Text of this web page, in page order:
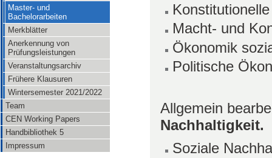
Master- und
Bachelorarbeiten
Merkblätter
Anerkennung von
Prüfungsleistungen
Veranstaltungsarchiv
Frühere Klausuren
Wintersemester 2021/2022
Team
CEN Working Papers
Handbibliothek 5
Impressum
Macht- und
Ökonomik
Politische
Allgemein
Nachhaltigkeit.
Soziale